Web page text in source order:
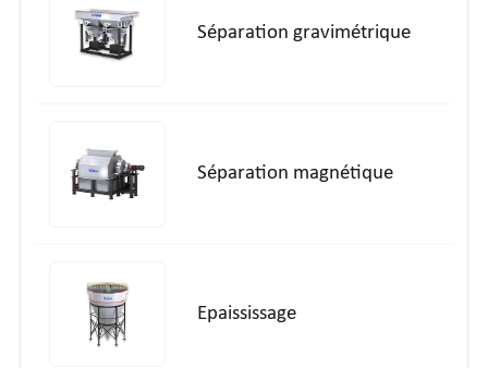
Séparation gravimétrique
Séparation magnétique
Epaississage